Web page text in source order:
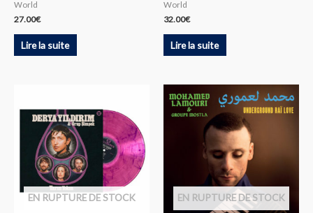
World
27.00€
Lire la suite
World
32.00€
Lire la suite
EN RUPTURE DE STOCK EN RUPTURE DE STOCK